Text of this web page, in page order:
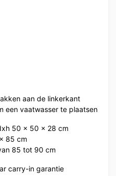
aan de linkerkant
een vaatwasser te plaatsen
50 x 50 x 28 cm
85 cm
85 tot 90 cm
carry-in garantie